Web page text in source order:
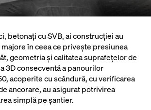
betonaţi cu SVB, ai construcţiei au
în ceea ce priveşte presiunea
geometria şi calitatea suprafeţelor de
3D consecventă a panourilor
acoperite cu scândură, cu verificarea
ancorare, au asigurat potrivirea
simplă pe şantier.